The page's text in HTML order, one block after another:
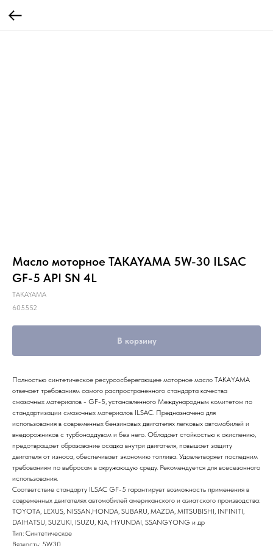
Масло моторное TAKAYAMA 5W-30 ILSAC
GF-5 API SN 4L
TAKAYAMA
605552
В корзину
Полностью синтетическое ресурсосберегающее моторное масло ТАКАYАМА
отвечает требованиям самого распространенного стандарта качества
смазочных материалов - GF-5, установленного Международным комитетом по
стандартизации смазочных материалов ILSAC. Предназначено для
использования в современных бензиновых двигателях легковых автомобилей и
внедорожников с турбонаддувом и без него. Обладает стойкостью к окислению,
предотвращает образование осадка внутри двигателя, повышает защиту
двигателя от износа, обеспечивает экономию топлива. Удовлетворяет последним
требованиям по выбросам в окружающую среду. Рекомендуется для всесезонного
использования.
Соответствие стандарту ILSAC GF-5 гарантирует возможность применения в
современных двигателях автомобилей американского и азиатского производства:
ТОYОТА, LEXUS, NISSAN,HONDA, SUBARU, MAZDA, MITSUBISHI, INFINITI,
DAIHATSU, SUZUКI, ISUZU, КIА, HYUNDAI, SSANGYONG и др
Тип: Синтетическое
Вязкость: 5W30